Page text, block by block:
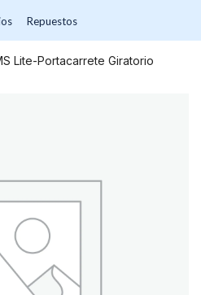
Repuestos
Lite-Portacarrete Giratorio